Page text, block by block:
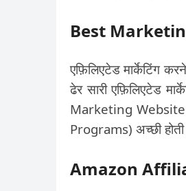
Best
एफ़िलिएटेड मार्केटिंग
ढेर सारी एफ़िलिएटेड
Marketing Website
Programs) अच्छी
Amazon